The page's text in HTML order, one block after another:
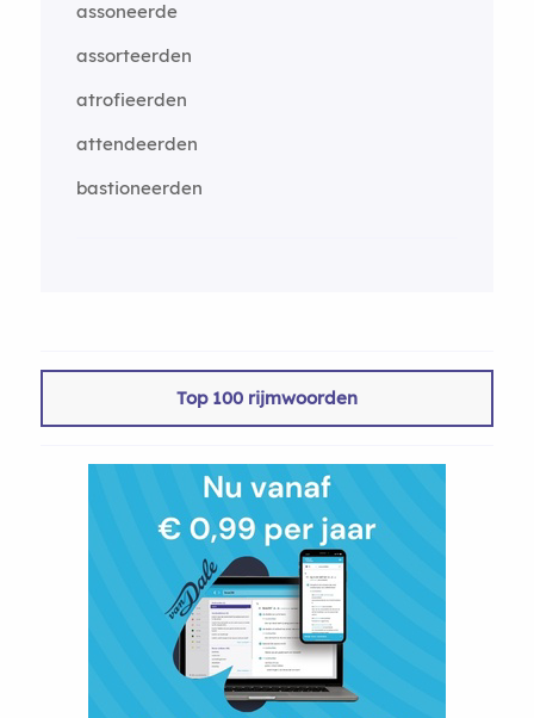
assoneerde
assorteerden
atrofieerden
attendeerden
bastioneerden
Top 100 rijmwoorden